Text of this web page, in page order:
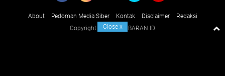
About Pedoman Media Siber Kontak Disclaimer
Redaksi
Copyright ©2026 KABARAN.ID
Close x